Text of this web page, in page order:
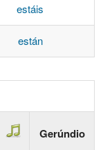
estáis
están
Gerúndio